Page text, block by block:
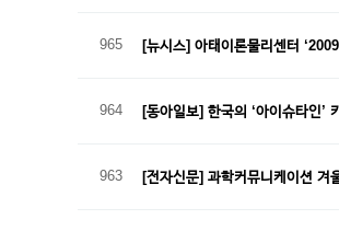
965 [뉴시스] 아태이론물리센터
964 [동아일보] 한국의 ‘아이슈타인’
963 [전자신문] 과학커뮤니케이션 겨